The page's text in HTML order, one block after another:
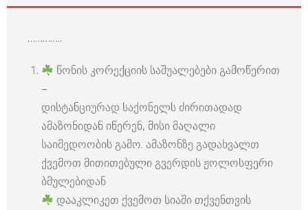
…………..
წონის კორექციის საშუალებები გამოწერით
–
დისტანციურად საქონელს ძირითადად
ამაზონიდან იწერენ, მისი მაღალი
საიმედოობის გამო. ამაზონზე გადახვალთ
ქვემოთ მითითებული გვერდის ჟოლოსფერი
ბმულებიდან
დააკლიკეთ ქვემოთ სიაში თქვენთვის